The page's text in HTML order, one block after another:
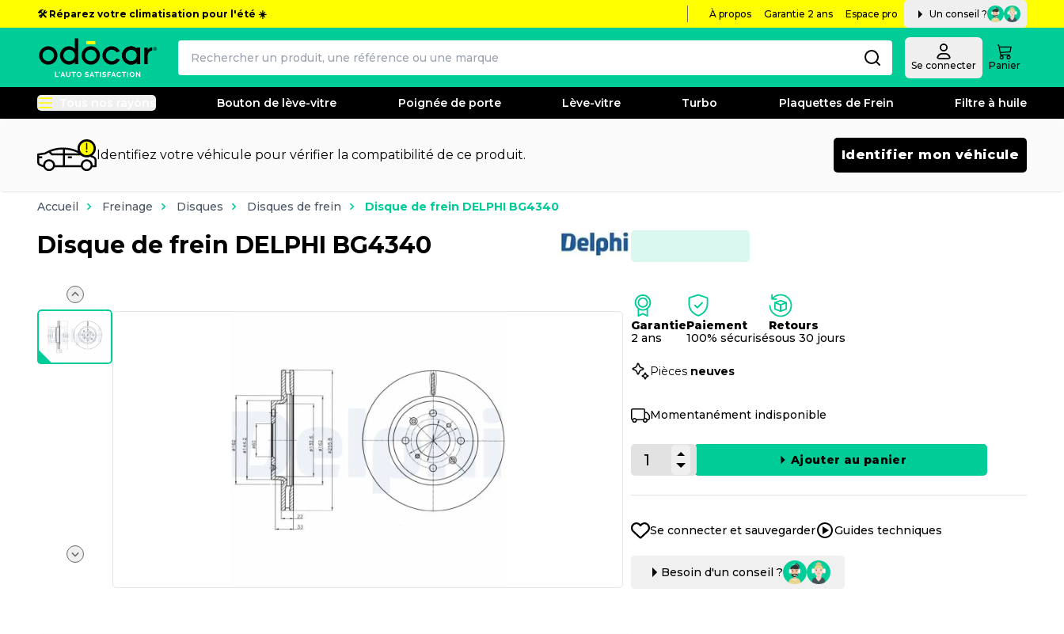
🛠️ Réparez votre climatisation pour l'été ☀️ À propos Garantie 2 ans Espace pro Un conseil ?
Se connecter Panier
Tous nos rayons Bouton de lève-vitre Poignée de porte Lève-vitre Turbo Plaquettes de Frein Filtre à huile
Identifiez votre véhicule pour vérifier la compatibilité de ce produit. Identifier mon véhicule
Accueil Freinage Disques Disques de frein Disque de frein DELPHI BG4340
Disque de frein DELPHI BG4340
Garantie
2 ans
Paiement
100% sécurisé
Retours
sous 30 jours
Pièces neuves
Momentanément indisponible
Ajouter au panier
Se connecter et sauvegarder Guides techniques
Besoin d'un conseil ?